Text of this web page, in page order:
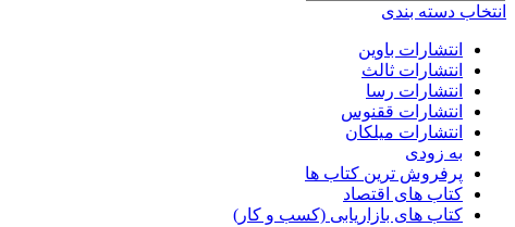
انتخاب دسته بندی
انتشارات باوین
انتشارات ثالث
انتشارات رسا
انتشارات ققنوس
انتشارات میلکان
به زودی
پرفروش ترین کتاب ها
کتاب های اقتصاد
کتاب های بازاریابی (کسب و کار)